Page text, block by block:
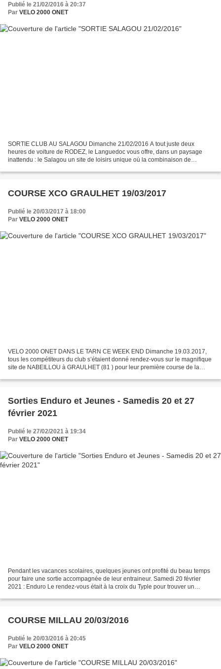
Publié le 21/02/2016 à 20:37
Par VELO 2000 ONET
SORTIE CLUB AU SALAGOU Dimanche 21/02/2016 A tout juste deux
heures de voiture de RODEZ, le Languedoc vous offre, dans un paysage
inattendu : le Salagou un site de loisirs unique où la combinaison de
COURSE XCO GRAULHET 19/03/2017
Publié le 20/03/2017 à 18:00
Par VELO 2000 ONET
VELO 2000 ONET DANS LE TARN CE WEEK END Dimanche 19.03.2017,
tous les compétiteurs du club s’étaient donné rendez-vous sur le magnifique
site de NABEILLOU à GRAULHET (81 ) pour leur première course de la
Sorties Enduro et Jeunes - Samedis 20 et 27
février 2021
Publié le 27/02/2021 à 19:34
Par VELO 2000 ONET
Pendant les vacances scolaires, quelques jeunes ont profité du beau temps
pour faire une sortie accompagnée de leur entraineur. Samedi 20 février
2021 : Enduro Le rendez-vous était à la croix du Typle pour trouver un
COURSE MILLAU 20/03/2016
Publié le 20/03/2016 à 20:45
Par VELO 2000 ONET